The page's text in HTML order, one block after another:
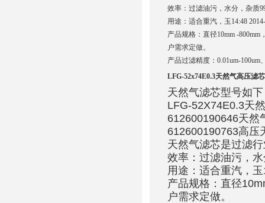
效率：过滤油污，水分，杂质
用途：适合重汽，玉14:48
产品规格：直径10mm -
户需求定做。
产品过滤精度：0.01um-
LFG-52x74E0.3天然气高压滤芯
天然气滤芯型号如
LFG-52X74E0.3天
612600190646天然
612600190763高压
天然气滤芯是过滤
效率：过滤油污，
用途：适合重汽，
产品规格：直径
户需求定做。